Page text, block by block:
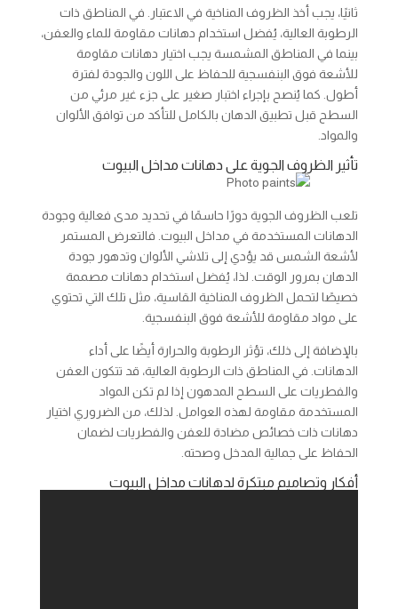
ثانيًا، يجب أخذ الظروف المناخية في الاعتبار. في المناطق ذات
الرطوبة العالية، يُفضل استخدام دهانات مقاومة للماء والعفن،
بينما في المناطق المشمسة يجب اختيار دهانات مقاومة
للأشعة فوق البنفسجية للحفاظ على اللون والجودة لفترة
أطول. كما يُنصح بإجراء اختبار صغير على جزء غير مرئي من
السطح قبل تطبيق الدهان بالكامل للتأكد من توافق الألوان
والمواد.
تأثير الظروف الجوية على دهانات مداخل البيوت
تلعب الظروف الجوية دورًا حاسمًا في تحديد مدى فعالية وجودة
الدهانات المستخدمة في مداخل البيوت. فالتعرض المستمر
لأشعة الشمس قد يؤدي إلى تلاشي الألوان وتدهور جودة
الدهان بمرور الوقت. لذا، يُفضل استخدام دهانات مصممة
خصيصًا لتحمل الظروف المناخية القاسية، مثل تلك التي تحتوي
على مواد مقاومة للأشعة فوق البنفسجية.
بالإضافة إلى ذلك، تؤثر الرطوبة والحرارة أيضًا على أداء
الدهانات. في المناطق ذات الرطوبة العالية، قد تتكون العفن
والفطريات على السطح المدهون إذا لم تكن المواد
المستخدمة مقاومة لهذه العوامل. لذلك، من الضروري اختيار
دهانات ذات خصائص مضادة للعفن والفطريات لضمان
الحفاظ على جمالية المدخل وصحته.
أفكار وتصاميم مبتكرة لدهانات مداخل البيوت